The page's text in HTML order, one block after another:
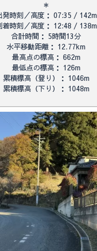
＊
発時刻／高度： 07:35 / 142m
着時刻／高度： 12:48 / 138m
合計時間： 5時間13分
水平移動距離： 12.77km
最高点の標高： 662m
最低点の標高： 126m
累積標高（登り）： 1046m
累積標高（下り）： 1048m